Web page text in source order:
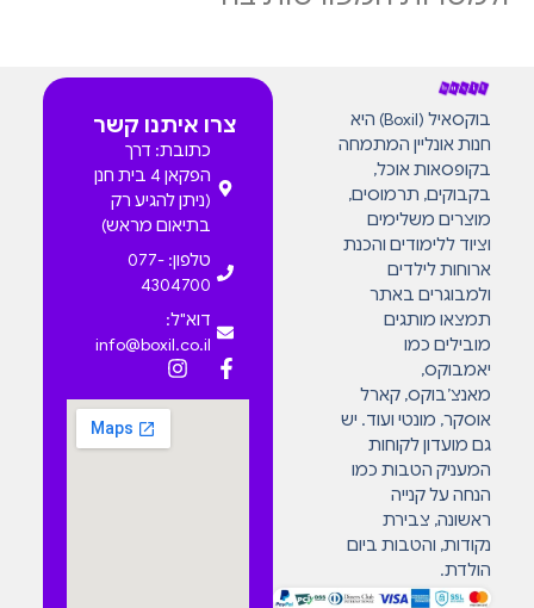
בוקסאיל (Boxil) היא
חנות אונליין המתמחה
בקופסאות אוכל,
בקבוקים, תרמוסים,
מוצרים משלימים
וציוד ללימודים והכנת
ארוחות לילדים
ולמבוגרים באתר
תמצאו מותגים
מובילים כמו
יאמבוקס,
מאנצ’בוקס, קארל
אוסקר, מונטי ועוד. יש
גם מועדון לקוחות
המעניק הטבות כמו
הנחה על קנייה
ראשונה, צבירת
נקודות, והטבות ביום
הולדת.
צרו איתנו קשר
כתובת: דרך
הפקאן 4 בית חנן
(ניתן להגיע רק
בתיאום מראש)
טלפון: 077-
4304700
דוא"ל:
info@boxil.co.il